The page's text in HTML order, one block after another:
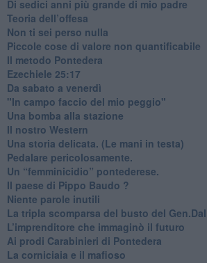
​Di sedici anni più grande di mio padre
Teoria dell’offesa
​Non ti sei perso nulla
​Piccole cose di valore non quantificabile
​Il metodo Pontedera
​Ezechiele 25:17
Da sabato a venerdì
"In campo faccio del mio peggio"
Una bomba alla stazione
Il nostro Western
Una storia delicata. (Le mani in testa)
Pedalare pericolosamente.
Un “femminicidio” pontederese.
Il paese di Pippo Baudo ?
Niente parole inutili
La tripla scomparsa del busto del
​L’imprenditore che immaginò il futuro
Ai prodi Carabinieri di Pontedera
​La corniciaia e il mafioso